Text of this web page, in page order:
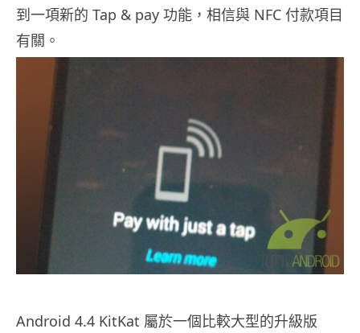
到一項新的 Tap & pay 功能，相信與 NFC 付款項目
有關。
Android 4.4 KitKat 屬於一個比較大型的升級版